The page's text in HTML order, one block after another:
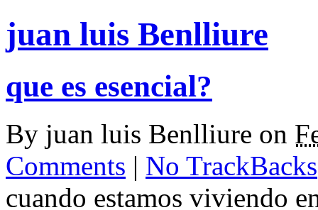
juan luis Benlliure
que es esencial?
By juan luis Benlliure on
Comments | No TrackBacks
cuando estamos viviendo